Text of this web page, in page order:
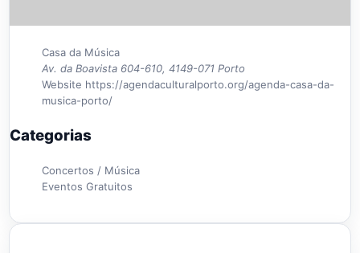
Casa da Música
Av. da Boavista 604-610, 4149-071 Porto
Website https://agendaculturalporto.org/agenda-casa-da-
musica-porto/
Categorias
Concertos / Música
Eventos Gratuitos